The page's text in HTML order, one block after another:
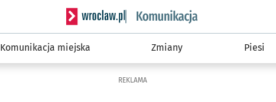
Serwis informacyjny wroclaw.pl podserwis:
Komunikacja miejska Zmiany Piesi
REKLAMA